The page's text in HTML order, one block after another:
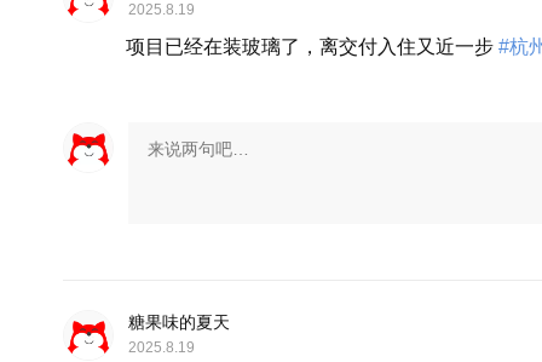
2025.8.19
项目已经在装玻璃了，离交付入住又近一步 #杭
糖果味的夏天
2025.8.19